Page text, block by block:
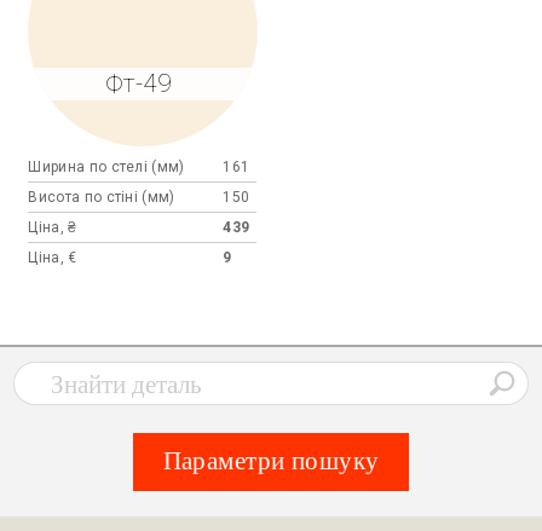
Фт-49
Ширина по стелі (мм)
161
Висота по стіні (мм)
150
Ціна, ₴
439
Ціна, €
9
Параметри пошуку